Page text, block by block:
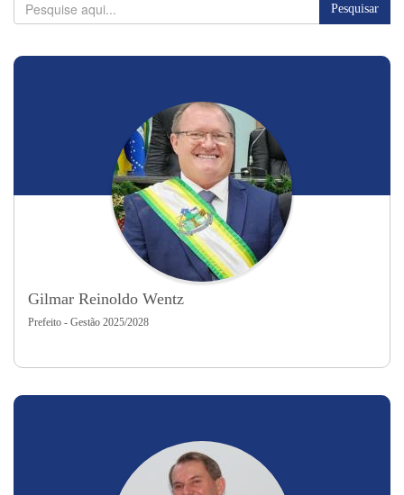
Pesquisar
Gilmar Reinoldo Wentz
Prefeito - Gestão 2025/2028